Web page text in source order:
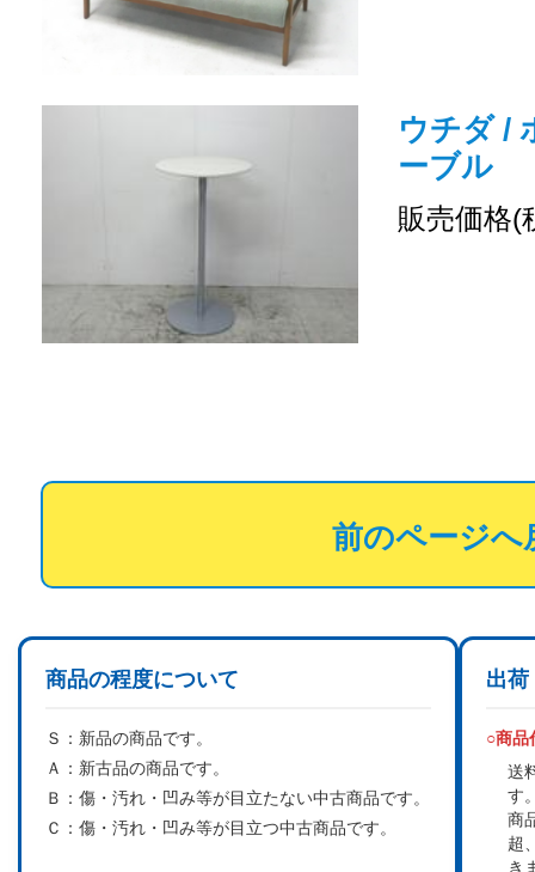
ウチダ /
ーブル
販売価格(
前のページへ
商品の程度について
Ｓ： 新品の商品です。
Ａ： 新古品の商品です。
Ｂ： 傷・汚れ・凹み等が目立たない中古商品です。
Ｃ： 傷・汚れ・凹み等が目立つ中古商品です。
出荷
○商品
送
す
商
超
き